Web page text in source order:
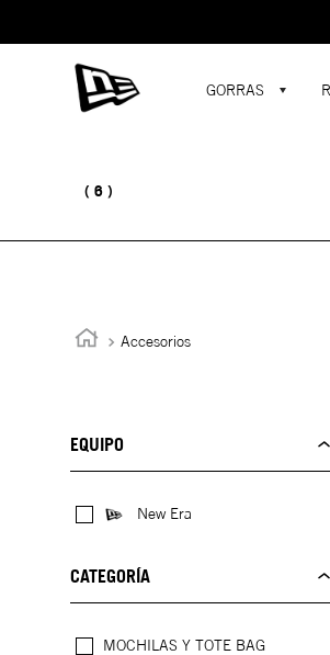
GORRAS
6
Accesorios
EQUIPO
New Era
CATEGORÍA
MOCHILAS Y TOTE BAG